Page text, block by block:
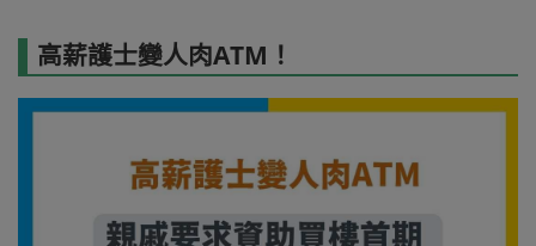
高薪護士變人肉ATM！